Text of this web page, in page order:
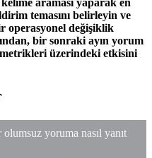
araması yaparak en
temasını belirleyin ve
operasyonel değişiklik
bir sonraki ayın yorum
üzerindeki etkisini
yoruma nasıl yanıt